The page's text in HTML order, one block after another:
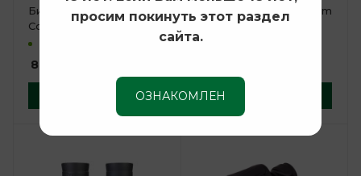
Бинокль Bresser
Corvette X 10x42 WP
8 990
Бинокль Levenhuk Atom
просим покинуть этот раздел
сайта.
ОЗНАКОМЛЕН